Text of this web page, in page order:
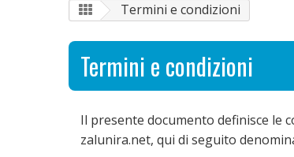
Termini e condizioni
Termini e condizioni
Il presente documento definisce le
zalunira.net, qui di seguito